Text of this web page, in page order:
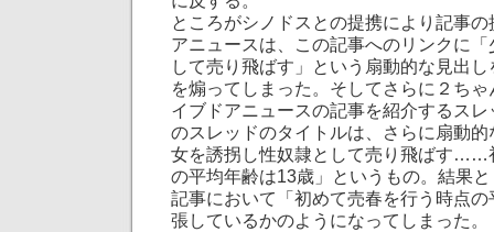
ところがシノドスとの提携により記事
アニュースは、この記事へのリンクに
して売り飛ばす」という扇動的な見出
を煽ってしまった。そしてさらに２ち
イブドアニュースの記事を紹介するス
のスレッドのタイトルは、さらに扇動
女を誘拐し性奴隷として売り飛ばす……
の平均年齢は13歳」というもの。結果
記事において「初めて売春を行う時点
張しているかのようになってしまった。